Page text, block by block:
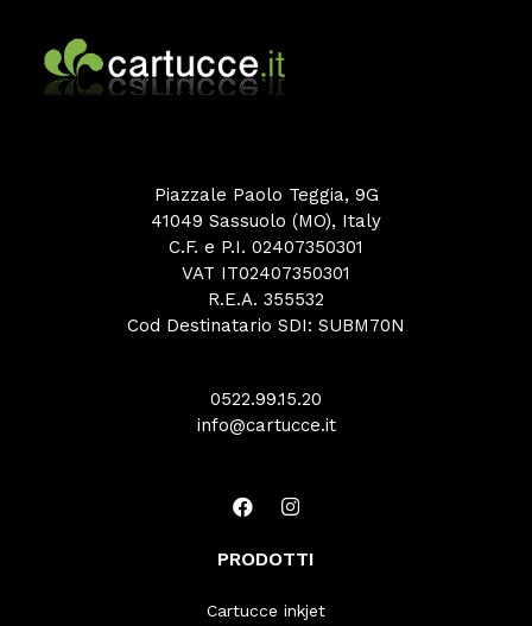
Piazzale Paolo Teggia, 9G
41049 Sassuolo (MO), Italy
C.F. e P.I. 02407350301
VAT IT02407350301
R.E.A. 355532
Cod Destinatario SDI: SUBM70N
0522.99.15.20
info@cartucce.it
PRODOTTI
Cartucce inkjet